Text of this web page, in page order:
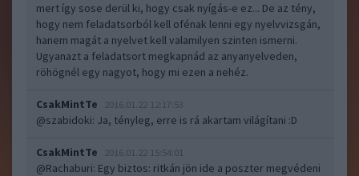
mert így sose derül ki, hogy csak nyígás-e ez... De az tény,
hogy nem feladatsorból kell ofénak lenni egy nyelvvizsgán,
hanem magát a nyelvet kell valamilyen szinten ismerni.
Ugyanazt a feladatsort megkapnád az anyanyelveden,
röhögnél egy nagyot, hogy mi ezen a nehéz.
CsakMintTe 2016.01.22 12:17:53
@szabidoki: Ja, tényleg, erre is rá akartam világítani :D
CsakMintTe 2016.01.22 15:54:01
@Rachaburi: Egy biztos: ritkán jön ide a poszter megvédeni